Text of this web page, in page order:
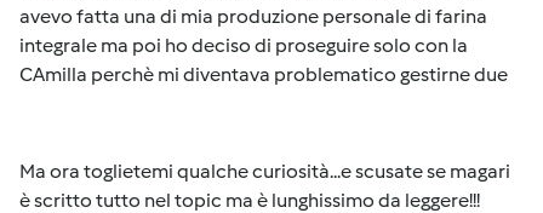
avevo fatta una di mia produzione personale di farina
integrale ma poi ho deciso di proseguire solo con la
CAmilla perchè mi diventava problematico gestirne due
Ma ora toglietemi qualche curiosità...e scusate se magari
è scritto tutto nel topic ma è lunghissimo da leggere!!!